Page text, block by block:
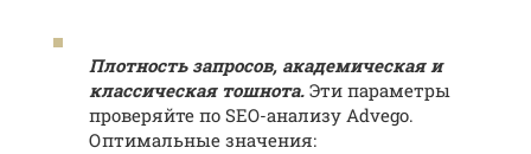
Плотность запросов, академическая и
классическая тошнота. Эти параметры
проверяйте по SEO-анализу Advego.
Оптимальные значения: